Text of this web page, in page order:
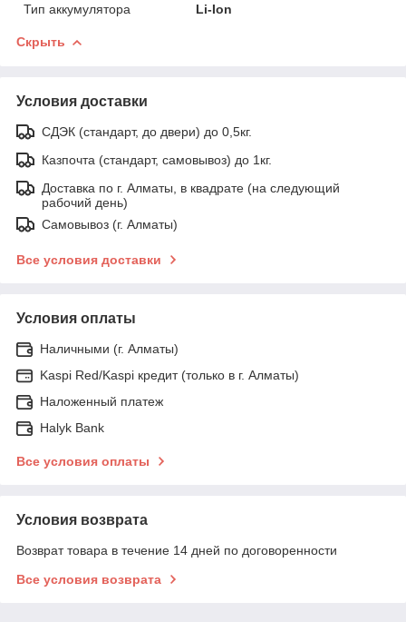
Тип аккумулятора
Li-Ion
Скрыть
Условия доставки
СДЭК (стандарт, до двери) до 0,5кг.
Казпочта (стандарт, самовывоз) до 1кг.
Доставка по г. Алматы, в квадрате (на следующий
рабочий день)
Самовывоз (г. Алматы)
Все условия доставки
Условия оплаты
Наличными (г. Алматы)
Kaspi Red/Kaspi кредит (только в г. Алматы)
Наложенный платеж
Halyk Bank
Все условия оплаты
Условия возврата
Возврат товара в течение 14 дней по договоренности
Все условия возврата